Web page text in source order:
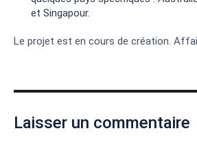
et Singapour.
Le projet est en cours de création.
Laisser un commentaire